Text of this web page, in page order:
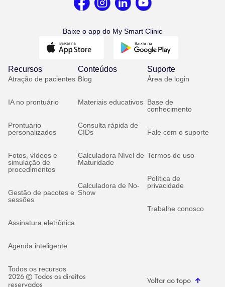
Baixe o app do My Smart Clinic
Recursos
Atração de pacientes
IA no prontuário
Prontuário
personalizados
Fotos, vídeos e
simulação de
procedimentos
Gestão de pacotes e
sessões
Assinatura eletrônica
Agenda inteligente
Todos os recursos
Conteúdos
Blog
Materiais educativos
Consulta rápida de
CIDs
Calculadora Nível de
Maturidade
Calculadora de No-
Show
Suporte
Área de login
Base de
conhecimento
Fale com o suporte
Termos de uso
Política de
privacidade
Trabalhe conosco
2026 © Todos os direitos
reservados Voltar ao topo